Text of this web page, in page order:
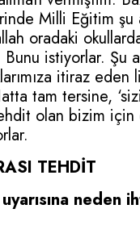
Milli Eğitim şu
oradaki
Bunu istiyorlar. Şu
itiraz eden
tam tersine,
olan bizim için
TEHDİT
neden